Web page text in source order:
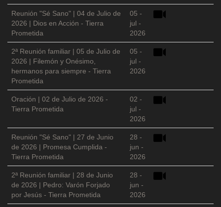
Reunión "Sé Sano" | 04 de Julio de
2026 | Dios en Acción - Tierra
Prometida
05 -
jul -
2026
2ª Reunión familiar | 05 de Julio de
2026 | Filemón y Onésimo,
hermanos para siempre - Tierra
Prometida
05 -
jul -
2026
Oración | 02 de Julio de 2026 -
Tierra Prometida
02 -
jul -
2026
Reunión "Sé Sano" | 27 de Junio
de 2026 | Promesa Cumplida -
Tierra Prometida
28 -
jun -
2026
2ª Reunión familiar | 28 de Junio
de 2026 | Pedro: Varón Forjado
por Jesús - Tierra Prometida
28 -
jun -
2026